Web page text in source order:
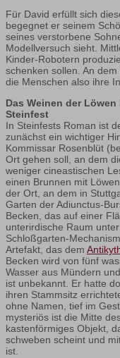
Für David erfüllt sich
begegnet er seinem
seines verstorbene
Modellversuch sieht.
Kinder-Robotern
schenken sollen. An
die Menschen also ihre
Das Weinen der Löwen
Steinfest
In Steinfests Roman ist
zunächst ein wichtiger
Kommissar Rosenblüt
Ort gehen soll, an dem
weniger cineastischen
einen Brunnen mit
der Ort, an dem in
Garten der Adiunctus-
Becken, das auf einer
unterirdische Raum
Schloßgarten-
Artefakt, das dem
Becken wird von fünf
Wasser aus Mündern
ist unbekannt. Er hatte
ihren Stammsitz
ohne Namen, tief im
mysteriös ist die Mitte
kastenförmiges Objekt,
schweben scheint und
ist.